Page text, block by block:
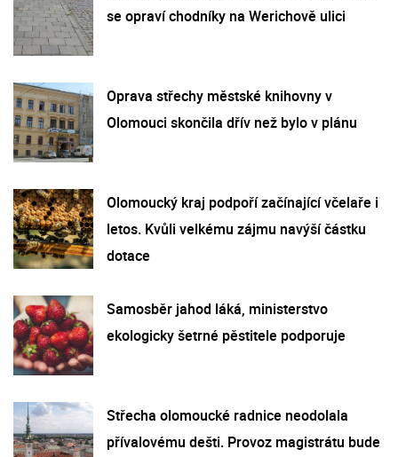
se opraví chodníky na Werichově ulici
Oprava střechy městské knihovny v
Olomouci skončila dřív než bylo v plánu
Olomoucký kraj podpoří začínající včelaře i
letos. Kvůli velkému zájmu navýší částku
dotace
Samosběr jahod láká, ministerstvo
ekologicky šetrné pěstitele podporuje
Střecha olomoucké radnice neodolala
přívalovému dešti. Provoz magistrátu bude